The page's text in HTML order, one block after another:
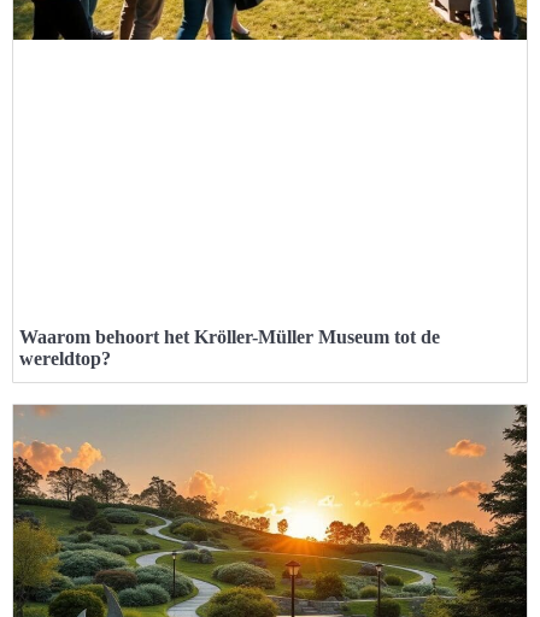
Waarom behoort het Kröller-Müller Museum tot de
wereldtop?